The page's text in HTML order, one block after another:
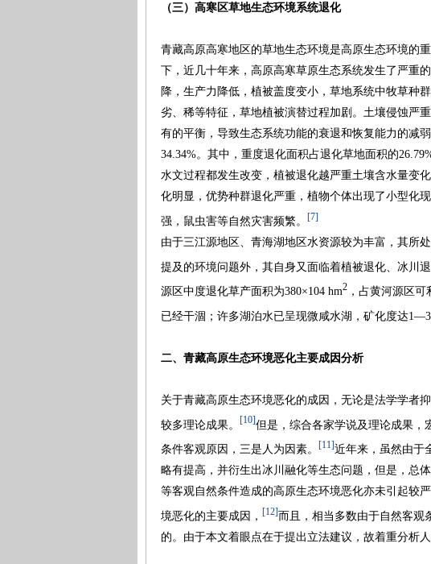
（三）高寒区草地生态环境系统退化
青藏高原高寒地区的草地生态环境是高原生态环境的
下，近几十年来，高原高寒草原生态系统发生了严重
降，生产力降低，植被盖度变小，草地系统中牧草种
劣、稀等特征，草地植被演替过程加剧。土壤侵蚀严
有的平衡，导致生态系统功能的衰退和恢复能力的减
34.34%。其中，重度退化面积占退化草地面积的
水文过程都发生改变，植被退化越严重土壤含水量变
化明显，优势种群退化严重，植物个体出现了小型化
强，鼠虫害等自然灾害频繁。 [7]
由于三江源地区、青海湖地区水资源较为丰富，其所
提及的环境问题外，其自身又面临着植被退化、冰川
源区中度退化草产面积为380×104 hm2，占黄河源区可
已经干涸；许多湖泊水已呈现微咸水湖，矿化度达
二、青藏高原生态环境恶化主要成因分析
关于青藏高原生态环境恶化的成因，无论是法学学者
较多理论成果。 [10] 但是，综合各家学说及理论成果，
条件客观原因，三是人为因素。 [11] 近年来，虽然由于
略有提高，并衍生出冰川融化等生态问题，但是，总
等客观自然条件造成的高原生态环境恶化亦未引起较
境恶化的主要成因， [12]而且，相当多数由于自然客观
的。由于本文着眼点在于提出立法建议，故着重分析